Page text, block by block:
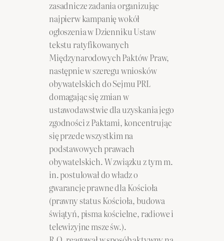
zasadnicze zadania organizując
najpierw kampanię wokół
ogłoszenia w Dzienniku Ustaw
tekstu ratyfikowanych
Międzynarodowych Paktów Praw,
następnie w szeregu wniosków
obywatelskich do Sejmu PRL
domagając się zmian w
ustawodawstwie dla uzyskania jego
zgodności z Paktami, koncentrując
się przede wszystkim na
podstawowych prawach
obywatelskich. W związku z tym m.
in. postulował do władz o
gwarancje prawne dla Kościoła
(prawny status Kościoła, budowa
świątyń, pisma kościelne, radiowe i
telewizyjne msze św.).